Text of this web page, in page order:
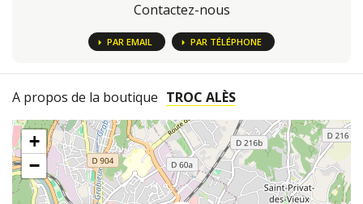
Contactez-nous
PAR EMAIL PAR TÉLÉPHONE
A propos de la boutique TROC ALÈS
+
−